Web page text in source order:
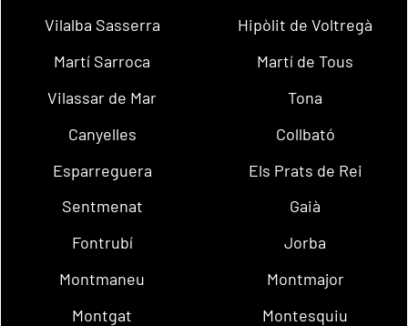
Vilalba Sasserra
Hipòlit de Voltregà
Martí Sarroca
Martí de Tous
Vilassar de Mar
Tona
Canyelles
Collbató
Esparreguera
Els Prats de Rei
Sentmenat
Gaià
Fontrubí
Jorba
Montmaneu
Montmajor
Montgat
Montesquiu